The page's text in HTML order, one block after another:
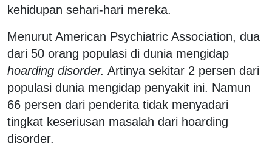
kehidupan sehari-hari mereka.
Menurut American Psychiatric Association, dua
dari 50 orang populasi di dunia mengidap
hoarding disorder. Artinya sekitar 2 persen dari
populasi dunia mengidap penyakit ini. Namun
66 persen dari penderita tidak menyadari
tingkat keseriusan masalah dari hoarding
disorder.